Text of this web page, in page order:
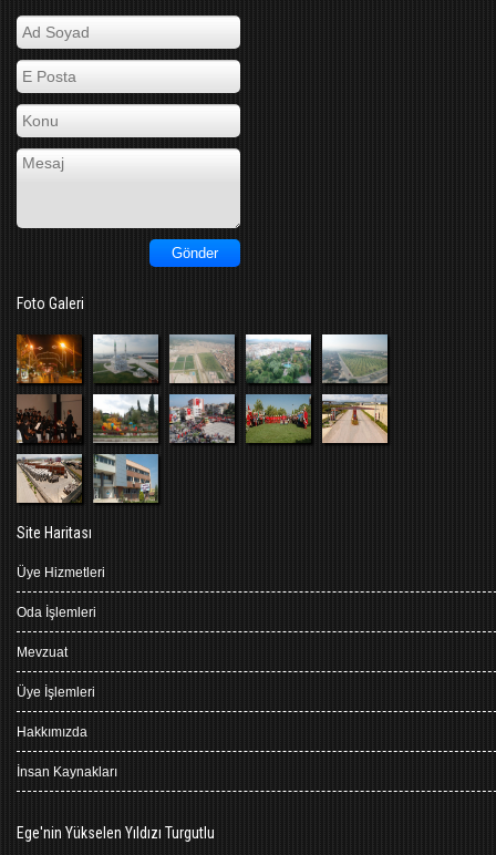
Foto Galeri
Site Haritası
Üye Hizmetleri
Oda İşlemleri
Mevzuat
Üye İşlemleri
Hakkımızda
İnsan Kaynakları
Ege'nin Yükselen Yıldızı Turgutlu